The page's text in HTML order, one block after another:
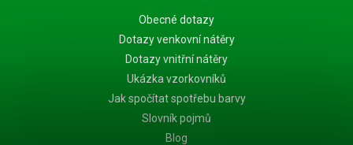
Obecné dotazy
Dotazy venkovní nátěry
Dotazy vnitřní nátěry
Ukázka vzorkovníků
Jak spočítat spotřebu barvy
Slovník pojmů
Blog